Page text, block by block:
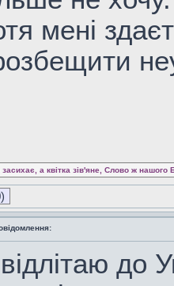
мені
а квітка зів'яне, Слово ж нашого
до